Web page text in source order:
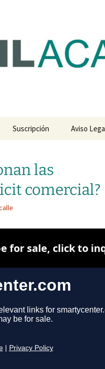
Suscripción Aviso
las
comercial?